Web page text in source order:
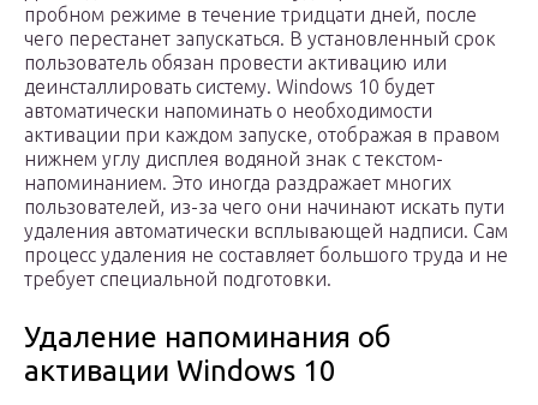
пробном режиме в течение тридцати дней, после
чего перестанет запускаться. В установленный срок
пользователь обязан провести активацию или
деинсталлировать систему. Windows 10 будет
автоматически напоминать о необходимости
активации при каждом запуске, отображая в правом
нижнем углу дисплея водяной знак с текстом-
напоминанием. Это иногда раздражает многих
пользователей, из-за чего они начинают искать пути
удаления автоматически всплывающей надписи. Сам
процесс удаления не составляет большого труда и не
требует специальной подготовки.
Удаление напоминания об
активации Windows 10